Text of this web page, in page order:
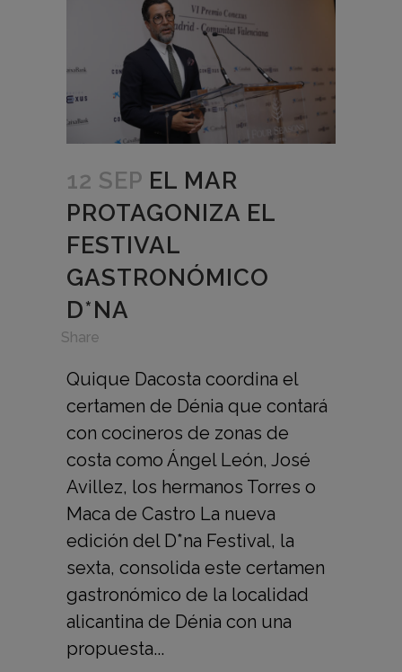
12 SEP EL MAR
PROTAGONIZA EL
FESTIVAL
GASTRONÓMICO
D*NA
Share
Quique Dacosta coordina el
certamen de Dénia que contará
con cocineros de zonas de
costa como Ángel León, José
Avillez, los hermanos Torres o
Maca de Castro La nueva
edición del D*na Festival, la
sexta, consolida este certamen
gastronómico de la localidad
alicantina de Dénia con una
propuesta...